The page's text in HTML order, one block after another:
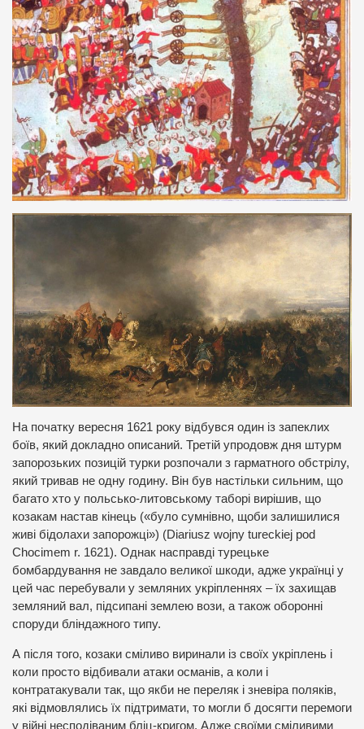
На початку вересня 1621 року відбувся один із запеклих
боїв, який докладно описаний. Третій упродовж дня штурм
запорозьких позицій турки розпочали з гарматного обстрілу,
який тривав не одну годину. Він був настільки сильним, що
багато хто у польсько-литовському таборі вирішив, що
козакам настав кінець («було сумнівно, щоби залишилися
живі бідолахи запорожці») (Diariusz wojny tureckiej pod
Chocimem r. 1621). Однак насправді турецьке
бомбардування не завдало великої шкоди, адже українці у
цей час перебували у земляних укріпленнях – їх захищав
земляний вал, підсипані землею вози, а також оборонні
споруди бліндажного типу.
А після того, козаки сміливо виринали із своїх укріплень і
коли просто відбивали атаки османів, а коли і
контратакували так, що якби не переляк і зневіра поляків,
які відмовлялись їх підтримати, то могли б досягти перемоги
у війні несподіваним бліц-кригом. Адже своїми сміливими